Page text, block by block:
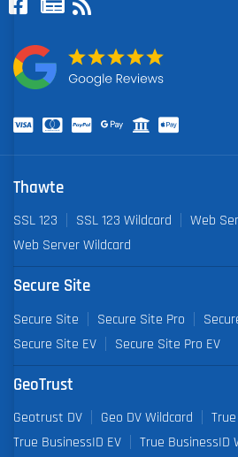
Thawte
SSL 123 SSL 123 Wildcard Web
Web Server Wildcard
Secure Site
Secure Site Secure Site Pro
Secure Site EV
Secure Site Pro EV
GeoTrust
Geotrust DV Geo DV Wildcard
True BusinessID EV
True BusinessID